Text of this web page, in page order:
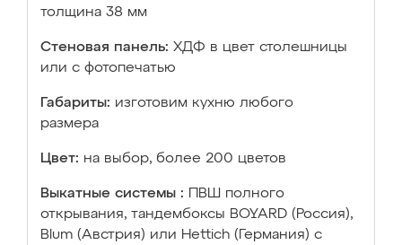
толщина 38 мм
Стеновая панель: ХДФ в цвет столешницы
или с фотопечатью
Габариты: изготовим кухню любого
размера
Цвет: на выбор, более 200 цветов
Выкатные системы :
ПВШ полного
открывания, тандембоксы BOYARD (Россия),
Blum (Австрия) или Hettich (Германия) с